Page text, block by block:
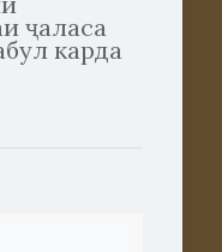
ҷаласа
карда